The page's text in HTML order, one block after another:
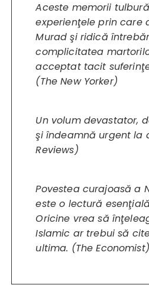
Aceste memorii
experienţele prin care
Murad şi ridică
complicitatea
acceptat tacit
(The New Yorker)
Un volum devastator,
şi îndeamnă urgent la
Reviews)
Povestea curajoasă a
este o lectură
Oricine vrea să
Islamic ar trebui să
ultima. (The Economist)